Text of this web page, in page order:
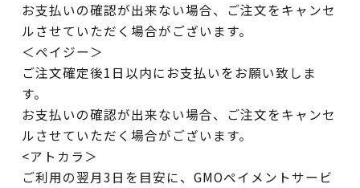
お支払いの確認が出来ない場合、ご注文をキャンセ
ルさせていただく場合がございます。
＜ペイジー＞
ご注文確定後1日以内にお支払いをお願い致しま
す。
お支払いの確認が出来ない場合、ご注文をキャンセ
ルさせていただく場合がございます。
<アトカラ＞
ご利用の翌月3日を目安に、GMOペイメントサービ